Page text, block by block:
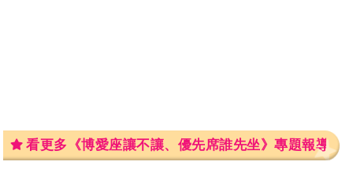
看更多《博愛座讓不讓、優先席誰先坐》專題報導